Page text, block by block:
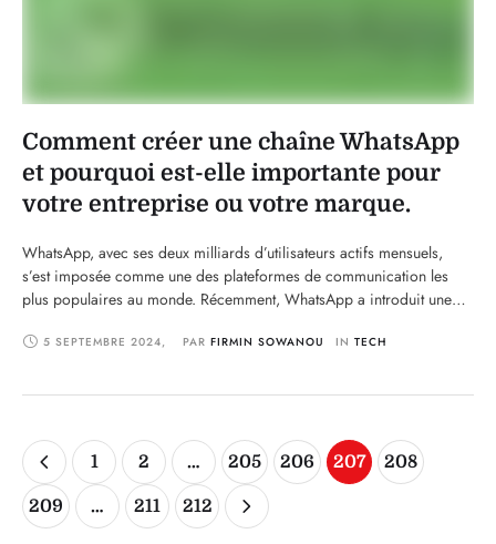
Comment créer une chaîne WhatsApp
et pourquoi est-elle importante pour
votre entreprise ou votre marque.
WhatsApp, avec ses deux milliards d’utilisateurs actifs mensuels,
s’est imposée comme une des plateformes de communication les
plus populaires au monde. Récemment, WhatsApp a introduit une
entreprises, marques, influenceurs et organisations de communiquer
fonctionnalité offre une …
5 SEPTEMBRE 2024, PAR FIRMIN SOWANOU IN TECH
1 2 … 205 206 207 208
209 … 211 212